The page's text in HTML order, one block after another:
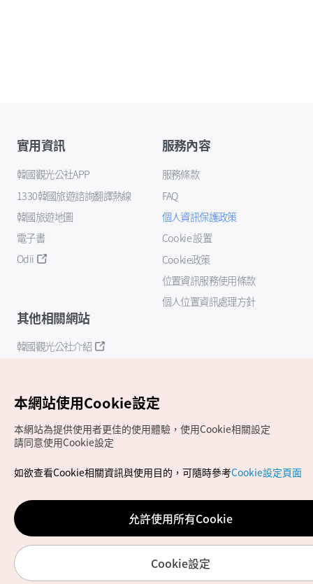
實用資訊
韓國觀光公社APP
1330韓國旅遊諮詢翻譯熱線
韓國旅遊地圖
電子書
Odii
服務內容
服務條款
FAQ
個人資訊保護政策
Cookie 設置
Cookie政策
位置資訊服務使用條款
個人位置資訊處理方針
其他相關網站
韓國觀光公社介紹
Copyrights (c) 韓國觀光公社版權所有
如有相關疑問或建議，歡迎來信至官方信箱
chinese_big5@knto.or.kr
本網站使用Cookie設定
本網站為提供使用者更佳的使用體驗，使用Cookie相關設定
請同意使用Cookie設定
如欲查看Cookie相關資訊與使用目的，可隨時參考Cookie設定頁面
允許使用所有Cookie
Cookie設定